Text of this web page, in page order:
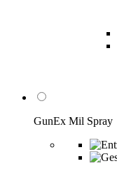
GunEx Mil Spray